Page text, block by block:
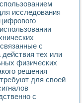
исследований на базе
для исследова¬ния
переходных процессов
переходных
швов на базе
систем
стенды
стенда по измерению
комплексы для
нелинейных
исследования
с
тех или
физических
решения
для своей
с